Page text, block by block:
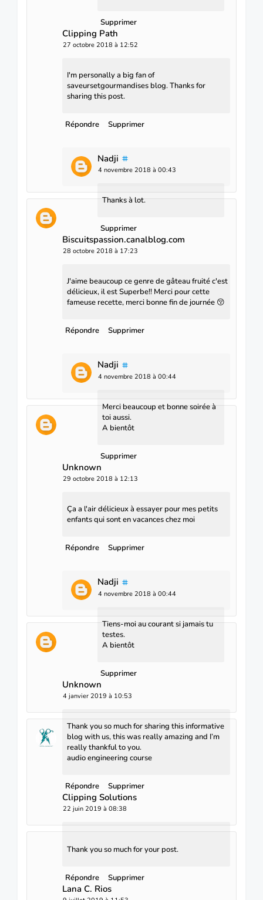
Supprimer
Clipping Path
27 octobre 2018 à 12:52
I'm personally a big fan of
saveursetgourmandises blog. Thanks for
sharing this post.
Répondre Supprimer
Nadji
4 novembre 2018 à 00:43
Thanks à lot.
Supprimer
Biscuitspassion.canalblog.com
28 octobre 2018 à 17:23
J'aime beaucoup ce genre de gâteau fruité c'est
délicieux, il est Superbe!! Merci pour cette
fameuse recette, merci bonne fin de journée 😚
Répondre Supprimer
Nadji
4 novembre 2018 à 00:44
Merci beaucoup et bonne soirée à
toi aussi.
A bientôt
Supprimer
Unknown
29 octobre 2018 à 12:13
Ça a l'air délicieux à essayer pour mes petits
enfants qui sont en vacances chez moi
Répondre Supprimer
Nadji
4 novembre 2018 à 00:44
Tiens-moi au courant si jamais tu
testes.
A bientôt
Supprimer
Unknown
4 janvier 2019 à 10:53
Thank you so much for sharing this informative
blog with us, this was really amazing and I’m
really thankful to you.
audio engineering course
Répondre Supprimer
Clipping Solutions
22 juin 2019 à 08:38
Thank you so much for your post.
Répondre Supprimer
Lana C. Rios